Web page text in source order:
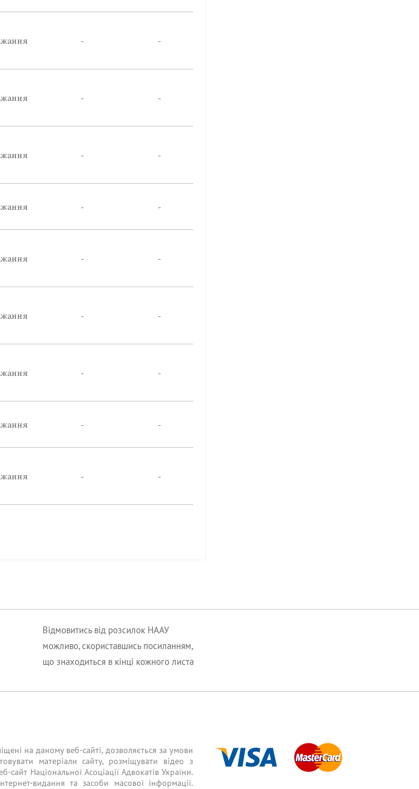
- -
- -
- -
- -
- -
- -
- -
- -
- -
Відмовитись від розсилок НААУ
можливо, скориставшись посиланням,
що знаходиться в кінці кожного листа
на даному веб-сайті, дозволяється за умови
матеріали сайту, розміщувати відео з
Національної Асоціації Адвокатів України.
видання та засоби масової інформації.